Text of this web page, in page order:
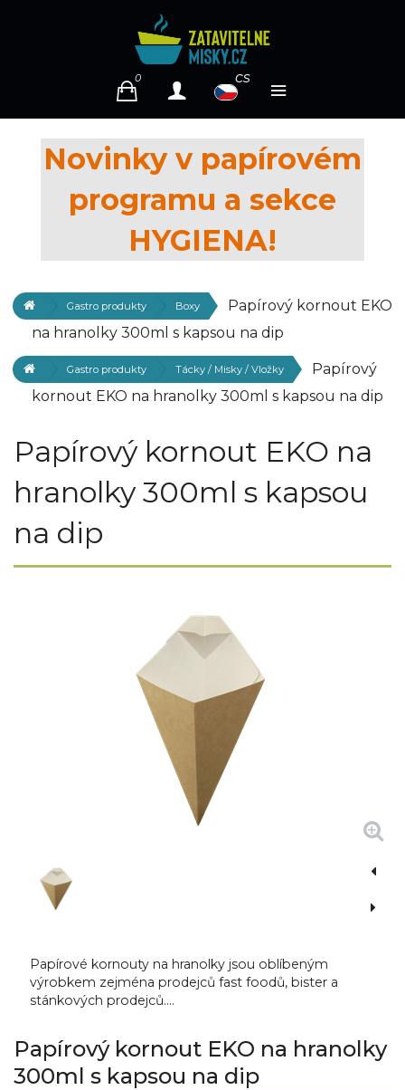
0 cs
Novinky v papírovém
programu a sekce
HYGIENA!
Gastro produkty Boxy
Papírový kornout EKO
na hranolky 300ml s kapsou na dip
Gastro produkty Tácky / Misky / Vložky
Papírový
kornout EKO na hranolky 300ml s kapsou na dip
Papírový kornout EKO na
hranolky 300ml s kapsou
na dip
Papírové kornouty na hranolky jsou oblíbeným
výrobkem zejména prodejců fast foodů, bister a
stánkových prodejců....
Papírový kornout EKO na hranolky
300ml s kapsou na dip